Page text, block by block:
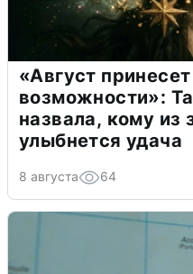
«Август
возможности»:
назвала, кому из
улыбнется удача
8 августа 64